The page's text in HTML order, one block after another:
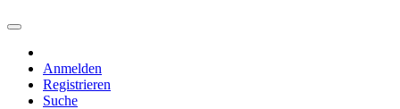
Anmelden
Registrieren
Suche